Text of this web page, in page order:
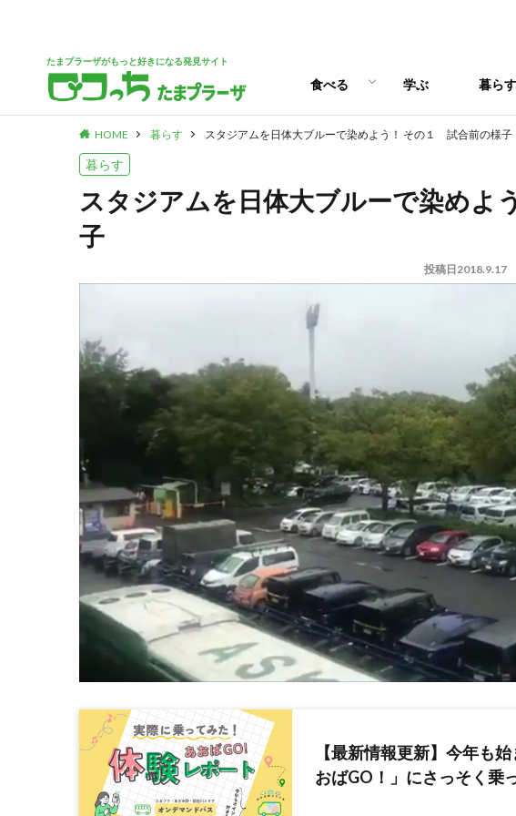
たまプラーザがもっと好きになる発見サイト
食べる
パン
スイーツ
ランチ
カフェ
学ぶ 暮らす
HOME 暮らす スタジアムを日体大ブルーで染めよう！ その１ 試合前の様子
暮らす
スタジアムを日体大ブルーで染め
子
投稿日2018.9.17
【最新情報更新】今年も
おばGO！」にさっそく乗